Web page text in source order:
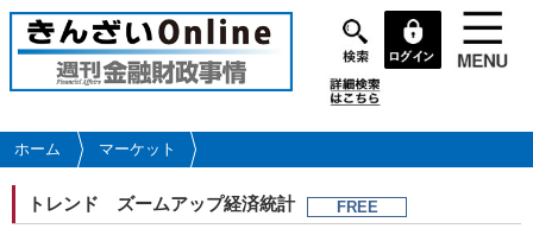
メ
イ
コ
ン
ツ
に
ホーム マーケット
トレンド ズームアップ経済統計 FREE